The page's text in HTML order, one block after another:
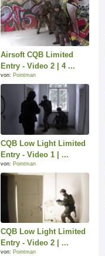
Airsoft CQB Limited
Entry - Video 2 | 4 ...
von: Pointman
CQB Low Light Limited
Entry - Video 1 | ...
von: Pointman
CQB Low Light Limited
Entry - Video 2 | ...
von: Pointman